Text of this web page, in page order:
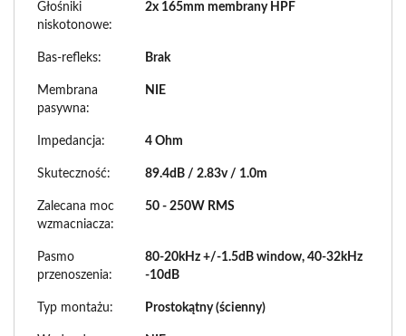
Głośniki
niskotonowe:
2x 165mm membrany HPF
Bas-refleks: Brak
Membrana
pasywna:
NIE
Impedancja: 4 Ohm
Skuteczność: 89.4dB / 2.83v / 1.0m
Zalecana moc
wzmacniacza:
50 - 250W RMS
Pasmo
przenoszenia:
80-20kHz +/-1.5dB window, 40-32kHz
-10dB
Typ montażu: Prostokątny (ścienny)